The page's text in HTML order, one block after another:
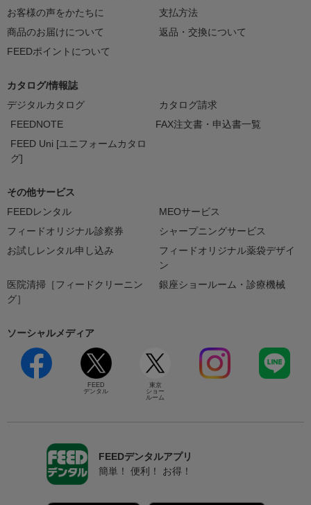
お客様の声をかたちに
支払方法
商品のお届けについて
返品・交換について
FEEDポイントについて
カタログ/情報誌
デジタルカタログ
カタログ請求
FEEDNOTE
FAX注文書・申込書一覧
FEED Uni [ユニフォームカタロ
グ]
その他サービス
FEEDレンタル
MEOサービス
フィードオリジナル診察券
シャープニングサービス
お試しレンタル申し込み
フィードオリジナル薬袋デザイ
ン
医院清掃［フィードクリーニン
グ］
銀座ショールーム・診療機械
ソーシャルメディア
FEED
デンタル
東京
ショー
ルーム
FEEDデンタルアプリ
簡単！ 便利！ お得！